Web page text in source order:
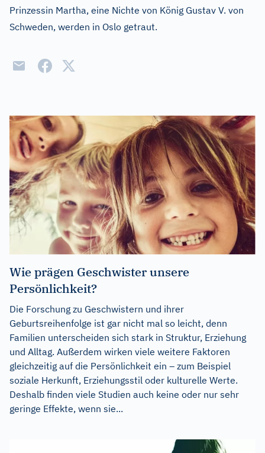
Prinzessin Martha, eine Nichte von König Gustav V. von
Schweden, werden in Oslo getraut.
Wie prägen Geschwister unsere
Persönlichkeit?
Die Forschung zu Geschwistern und ihrer
Geburtsreihenfolge ist gar nicht mal so leicht, denn
Familien unterscheiden sich stark in Struktur, Erziehung
und Alltag. Außerdem wirken viele weitere Faktoren
gleichzeitig auf die Persönlichkeit ein – zum Beispiel
soziale Herkunft, Erziehungsstil oder kulturelle Werte.
Deshalb finden viele Studien auch keine oder nur sehr
geringe Effekte, wenn sie...